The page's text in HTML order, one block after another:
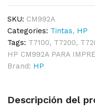
quantity
SKU: CM992A
Categories: Tintas, HP
Tags: T7100, T7200,
HP CM992A PARA
Brand: HP
Descripción del